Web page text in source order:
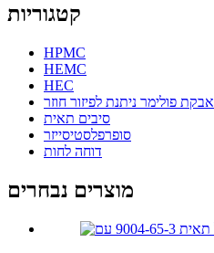
קטגוריות
HPMC
HEMC
HEC
אבקת פולימר ניתנת לפיזור חוזר
סיבים תאית
סופרפלסטיסייזר
דוחה לחות
מוצרים נבחרים